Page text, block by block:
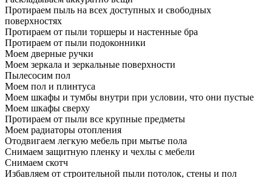
Протираем пыль на всех доступных и свободных
поверхностях
Протираем от пыли торшеры и настенные бра
Протираем от пыли подоконники
Моем дверные ручки
Моем зеркала и зеркальные поверхности
Пылесосим пол
Моем пол и плинтуса
Моем шкафы и тумбы внутри при условии, что они пустые
Моем шкафы сверху
Протираем от пыли все крупные предметы
Моем радиаторы отопления
Отодвигаем легкую мебель при мытье пола
Снимаем защитную пленку и чехлы с мебели
Снимаем скотч
Избавляем от строительной пыли потолок, стены и пол